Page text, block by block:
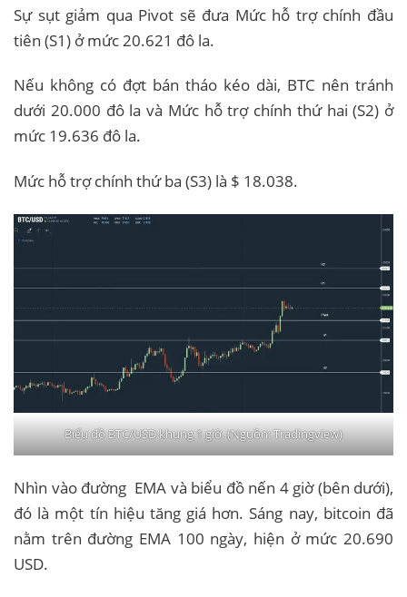
Sự sụt giảm qua Pivot sẽ đưa Mức hỗ trợ chính đầu
tiên (S1) ở mức 20.621 đô la.
Nếu không có đợt bán tháo kéo dài, BTC nên tránh
dưới 20.000 đô la và Mức hỗ trợ chính thứ hai (S2) ở
mức 19.636 đô la.
Mức hỗ trợ chính thứ ba (S3) là $ 18.038.
Biểu đồ BTC/USD khung 1 giờ. (Nguồn: Tradingview)
Nhìn vào đường EMA và biểu đồ nến 4 giờ (bên dưới),
đó là một tín hiệu tăng giá hơn. Sáng nay, bitcoin đã
nằm trên đường EMA 100 ngày, hiện ở mức 20.690
USD.